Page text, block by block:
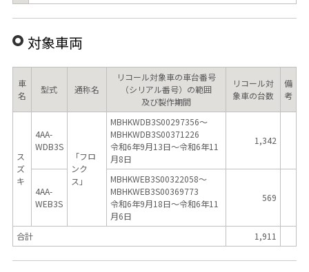
対象車両
車
名
型式 通称名
リコール対象車の車台番号
（シリアル番号）の範囲
及び製作期間
リコール対
象車の台数
備
考
ス
ズ
キ
4AA-
WDB3S
「フロ
ンク
ス」
MBHKWDB3S00297356～
MBHKWDB3S00371226
令和6年9月13日～令和6年11
月8日
1,342
4AA-
WEB3S
MBHKWEB3S00322058～
MBHKWEB3S00369773
令和6年9月18日～令和6年11
月6日
569
合計 1,911